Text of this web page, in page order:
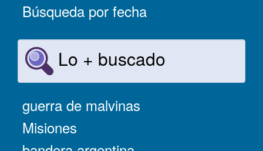
Búsqueda por fecha
Lo + buscado
guerra de malvinas
Misiones